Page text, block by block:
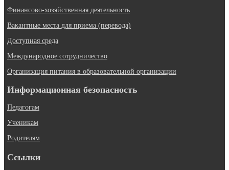
Финансово-хозяйственная деятельность
Вакантные места для приема (перевода)
Доступная среда
Международное сотрудничество
Организация питания в образовательной организации
Информационная безопасность
Педагогам
Ученикам
Родителям
Ссылки